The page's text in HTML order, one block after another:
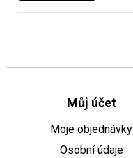
Můj účet
Moje objednávky
Osobní údaje